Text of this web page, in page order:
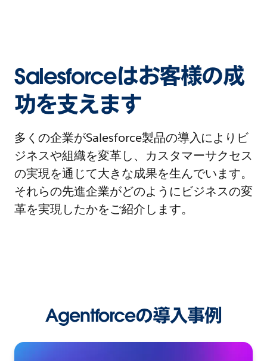
Salesforceはお客様の成
功を支えます
多くの企業がSalesforce製品の導入によりビ
ジネスや組織を変革し、カスタマーサクセス
の実現を通じて大きな成果を生んでいます。
それらの先進企業がどのようにビジネスの変
革を実現したかをご紹介します。
Agentforceの導入事例